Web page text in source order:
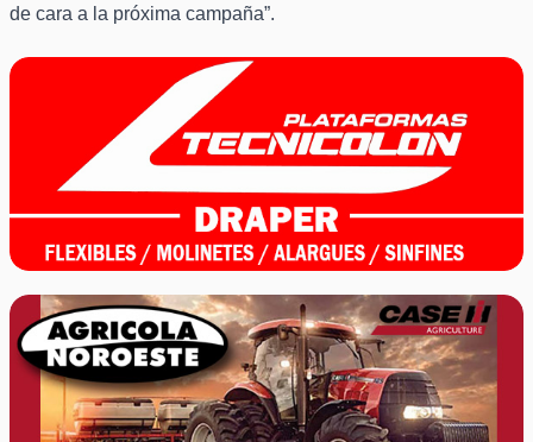
de cara a la próxima campaña”.